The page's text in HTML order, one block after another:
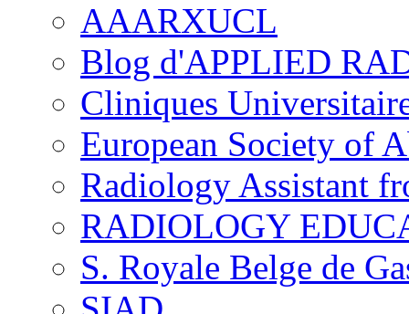
AAARXUCL
Blog d'APPLIED
Cliniques
European Society of
Radiology Assistant
RADIOLOGY
S. Royale Belge de